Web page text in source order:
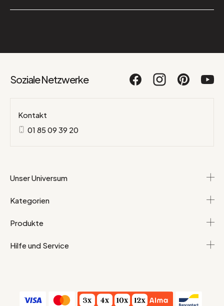
Soziale Netzwerke
Kontakt
01 85 09 39 20
Unser Universum
Kategorien
Produkte
Hilfe und Service